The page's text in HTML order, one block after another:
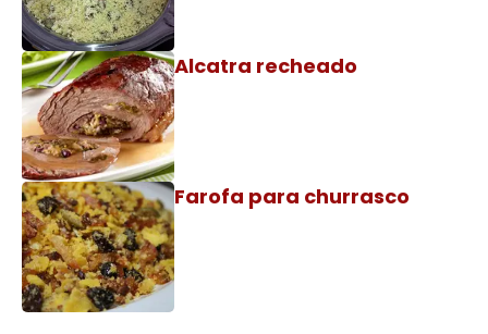
Alcatra recheado
Farofa para churrasco